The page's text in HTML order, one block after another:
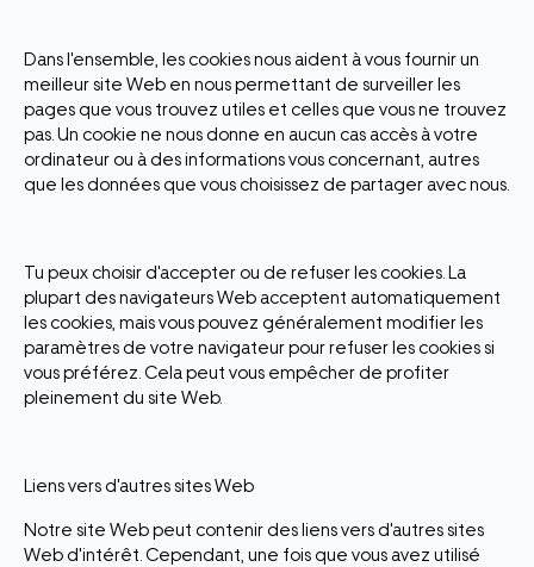
Dans l'ensemble, les cookies nous aident à vous fournir un
meilleur site Web en nous permettant de surveiller les
pages que vous trouvez utiles et celles que vous ne trouvez
pas. Un cookie ne nous donne en aucun cas accès à votre
ordinateur ou à des informations vous concernant, autres
que les données que vous choisissez de partager avec nous.
Tu peux choisir d'accepter ou de refuser les cookies. La
plupart des navigateurs Web acceptent automatiquement
les cookies, mais vous pouvez généralement modifier les
paramètres de votre navigateur pour refuser les cookies si
vous préférez. Cela peut vous empêcher de profiter
pleinement du site Web.
Liens vers d'autres sites Web
Notre site Web peut contenir des liens vers d'autres sites
Web d'intérêt. Cependant, une fois que vous avez utilisé